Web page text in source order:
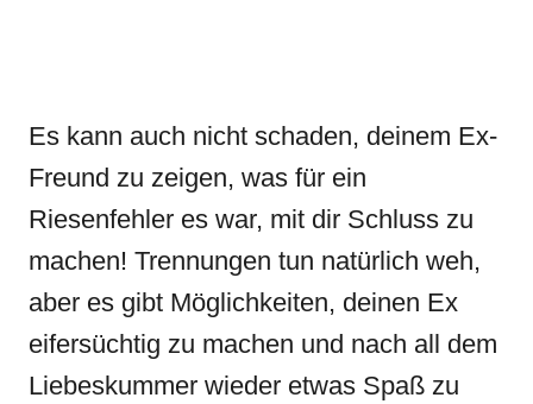
Es kann auch nicht schaden, deinem Ex-
Freund zu zeigen, was für ein
Riesenfehler es war, mit dir Schluss zu
machen! Trennungen tun natürlich weh,
aber es gibt Möglichkeiten, deinen Ex
eifersüchtig zu machen und nach all dem
Liebeskummer wieder etwas Spaß zu